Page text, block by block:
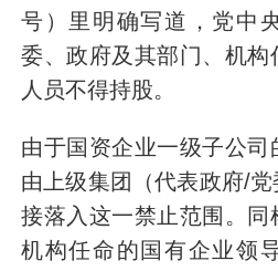
号）里明确写道，党中
委、政府及其部门、机构
人员不得持股。
由于国资企业一级子公
由上级集团（代表政府/
接落入这一禁止范围。
机构任命的国有企业领